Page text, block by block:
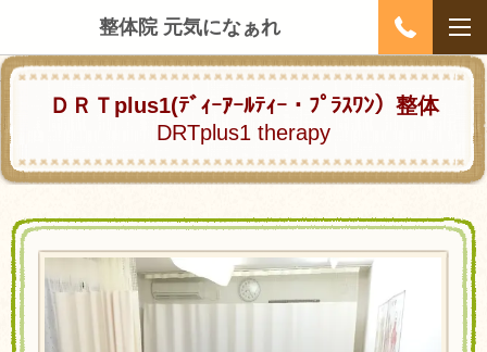
整体院 元気になぁれ
ＤＲＴplus1(ﾃﾞｨｰｱｰﾙﾃｨｰ・ﾌﾟﾗｽﾜﾝ） 整体
DRTplus1 therapy